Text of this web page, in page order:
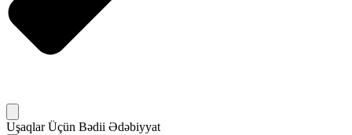
Uşaqlar Üçün Bədii Ədəbiyyat